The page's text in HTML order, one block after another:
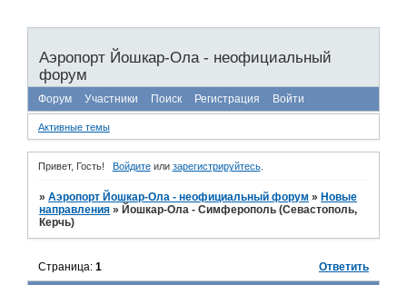
Аэропорт Йошкар-Ола - неофициальный
форум
Форум Участники Поиск Регистрация Войти
Активные темы
Привет, Гость! Войдитеили зарегистрируйтесь.
»Аэропорт Йошкар-Ола - неофициальный форум » Новые
направления » Йошкар-Ола - Симферополь (Севастополь,
Керчь)
Страница:1 Ответить